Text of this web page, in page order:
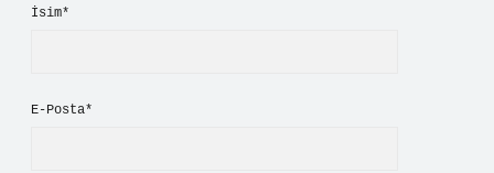
İsim*
E-Posta*